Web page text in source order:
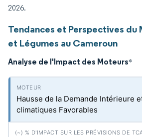
2026.
Tendances et Perspectives du
et Légumes au Cameroun
Analyse de l'Impact des Moteurs*
Hausse de la Demande Intérieure
climatiques Favorables